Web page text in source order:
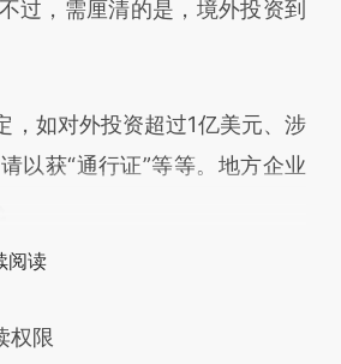
过，需厘清的是，境外投资到
如对外投资超过1亿美元、涉
以获“通行证”等等。地方企业
阅读
权限